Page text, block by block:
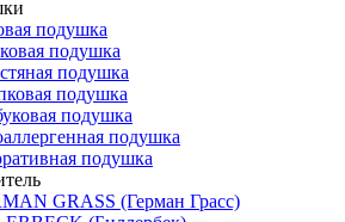
подушка
подушка
подушка
подушка
подушка
подушка
подушка
GRASS (Герман Грасс)